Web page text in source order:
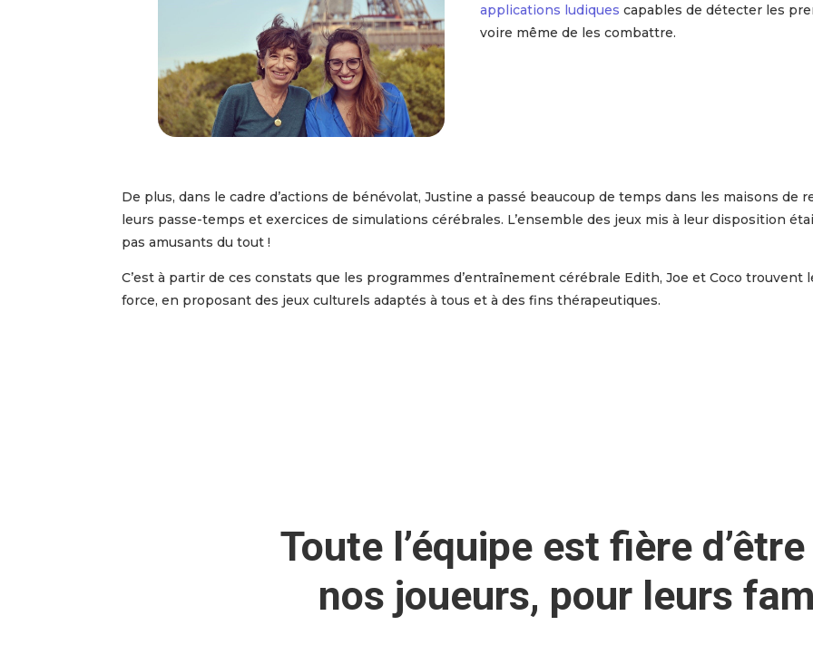
applications ludiques capables de détecter les
voire même de les combattre.
De plus, dans le cadre d’actions de bénévolat, Justine a passé beaucoup de temps dans les maisons de
leurs passe-temps et exercices de simulations cérébrales. L’ensemble des jeux mis à leur disposition
pas amusants du tout !
C’est à partir de ces constats que les programmes d’entraînement cérébrale Edith, Joe et Coco
force, en proposant des jeux culturels adaptés à tous et à des fins thérapeutiques.
Toute l’équipe est fière
nos joueurs, pour leurs